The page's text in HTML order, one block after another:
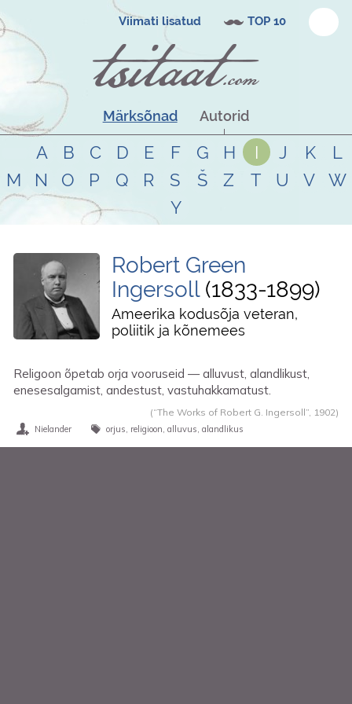
Viimati lisatud TOP 10
Märksõnad Autorid
A B C D E F G H I J K
L
M
N O P Q R S Š Z T U V
W
Y
Robert Green
Ingersoll 1833-1899
Ameerika kodusõja veteran,
poliitik ja kõnemees
Religoon õpetab orja vooruseid — alluvust, alandlikust,
enesesalgamist, andestust, vastuhakkamatust.
(“The Works of Robert G. Ingersoll”, 1902)
Nielander orjus religioon alluvus alandlikus